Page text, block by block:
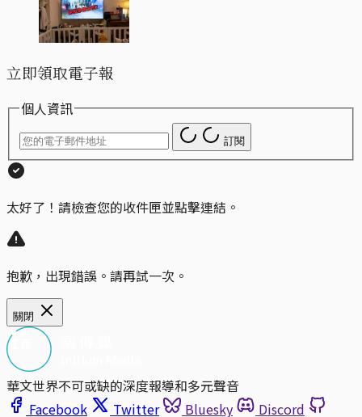
立即領取電子報
個人資訊
訂閱
太好了！請檢查您的收件匣並點擊連結。
抱歉，出現錯誤。請再試一次。
關閉
華文世界不可或缺的深度報導和多元聲音
Facebook
Twitter Bluesky
Discord